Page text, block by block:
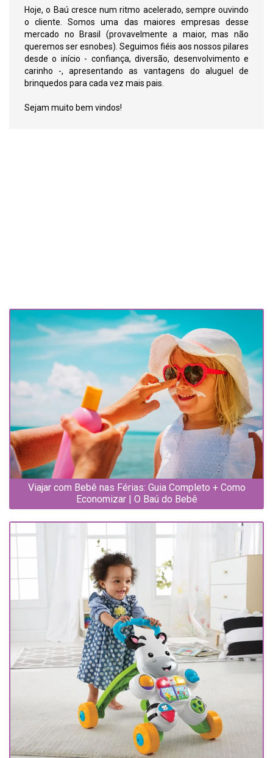
Hoje, o Baú cresce num ritmo acelerado, sempre ouvindo
o cliente. Somos uma das maiores empresas desse
mercado no Brasil (provavelmente a maior, mas não
queremos ser esnobes). Seguimos fiéis aos nossos pilares
desde o início - confiança, diversão, desenvolvimento e
carinho -, apresentando as vantagens do aluguel de
brinquedos para cada vez mais pais.
Sejam muito bem vindos!
Viajar com Bebê nas Férias: Guia Completo + Como
Economizar | O Baú do Bebê